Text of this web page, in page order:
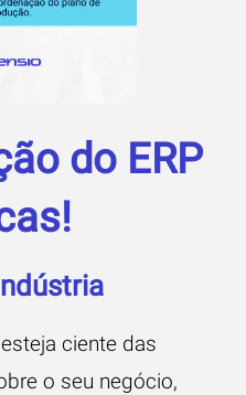
do ERP
ciente das
o seu negócio,